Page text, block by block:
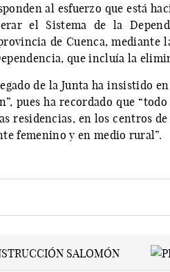
al esfuerzo que está
el Sistema de la
de Cuenca, mediante
que incluía la
de la Junta ha insistido
pues ha recordado que
residencias, en los centros
femenino y en medio rural”.